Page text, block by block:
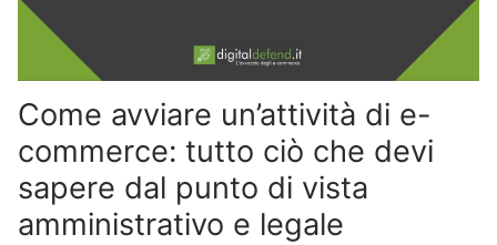
Come avviare un’attività di e-
commerce: tutto ciò che devi
sapere dal punto di vista
amministrativo e legale